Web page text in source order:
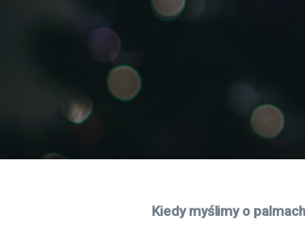
Kiedy myślimy o